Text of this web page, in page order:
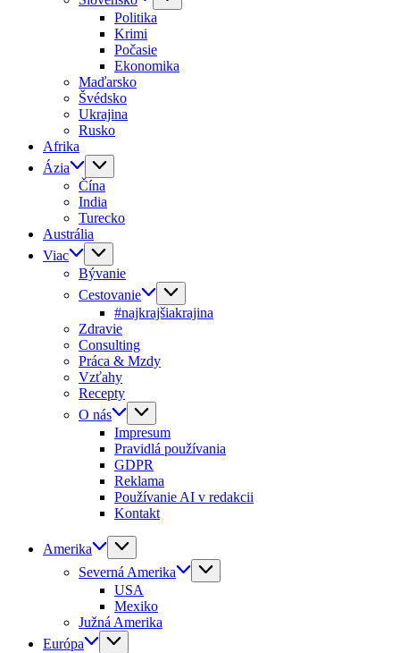
Politika
Krimi
Počasie
Ekonomika
Maďarsko
Švédsko
Ukrajina
Rusko
Afrika
Ázia
Čína
India
Turecko
Austrália
Viac
Bývanie
Cestovanie
#najkrajšiakrajina
Zdravie
Consulting
Práca & Mzdy
Vzťahy
Recepty
O nás
Impresum
Pravidlá používania
GDPR
Reklama
Používanie AI v redakcii
Kontakt
Amerika
Severná Amerika
USA
Mexiko
Južná Amerika
Európa